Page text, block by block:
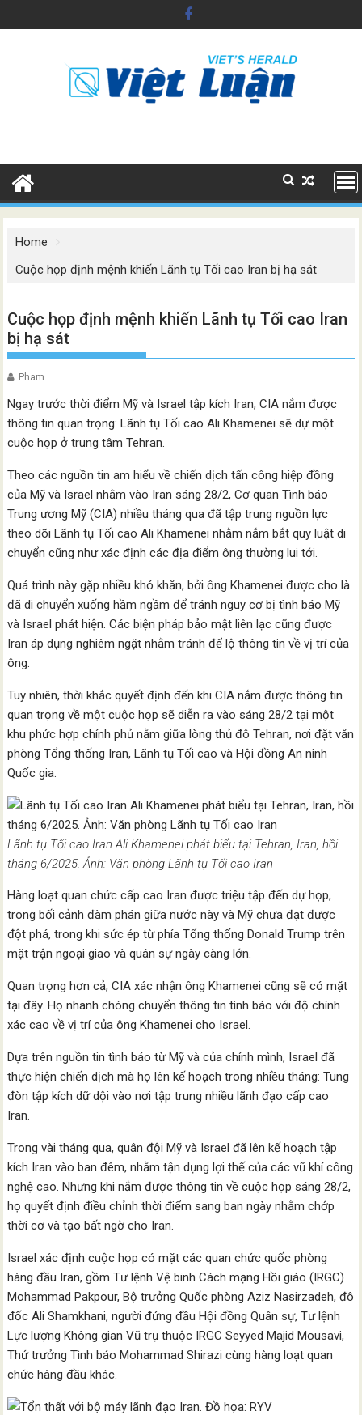
to
Home
Cuộc họp định mệnh khiến Lãnh tụ Tối cao Iran bị hạ sát
Cuộc họp định mệnh khiến Lãnh tụ Tối cao Iran
bị hạ sát
Pham
Ngay trước thời điểm Mỹ và Israel tập kích Iran, CIA nắm được
thông tin quan trọng: Lãnh tụ Tối cao Ali Khamenei sẽ dự một
cuộc họp ở trung tâm Tehran.
Theo các nguồn tin am hiểu về chiến dịch tấn công hiệp đồng
của Mỹ và Israel nhằm vào Iran sáng 28/2, Cơ quan Tình báo
Trung ương Mỹ (CIA) nhiều tháng qua đã tập trung nguồn lực
theo dõi Lãnh tụ Tối cao Ali Khamenei nhằm nắm bắt quy luật di
chuyển cũng như xác định các địa điểm ông thường lui tới.
Quá trình này gặp nhiều khó khăn, bởi ông Khamenei được cho là
đã di chuyển xuống hầm ngầm để tránh nguy cơ bị tình báo Mỹ
và Israel phát hiện. Các biện pháp bảo mật liên lạc cũng được
Iran áp dụng nghiêm ngặt nhằm tránh để lộ thông tin về vị trí của
ông.
Tuy nhiên, thời khắc quyết định đến khi CIA nắm được thông tin
quan trọng về một cuộc họp sẽ diễn ra vào sáng 28/2 tại một
khu phức hợp chính phủ nằm giữa lòng thủ đô Tehran, nơi đặt văn
phòng Tổng thống Iran, Lãnh tụ Tối cao và Hội đồng An ninh
Quốc gia.
Lãnh tụ Tối cao Iran Ali Khamenei phát biểu tại Tehran, Iran, hồi
tháng 6/2025. Ảnh: Văn phòng Lãnh tụ Tối cao Iran
Hàng loạt quan chức cấp cao Iran được triệu tập đến dự họp,
trong bối cảnh đàm phán giữa nước này và Mỹ chưa đạt được
đột phá, trong khi sức ép từ phía Tổng thống Donald Trump trên
mặt trận ngoại giao và quân sự ngày càng lớn.
Quan trọng hơn cả, CIA xác nhận ông Khamenei cũng sẽ có mặt
tại đây. Họ nhanh chóng chuyển thông tin tình báo với độ chính
xác cao về vị trí của ông Khamenei cho Israel.
Dựa trên nguồn tin tình báo từ Mỹ và của chính mình, Israel đã
thực hiện chiến dịch mà họ lên kế hoạch trong nhiều tháng: Tung
đòn tập kích dữ dội vào nơi tập trung nhiều lãnh đạo cấp cao
Iran.
Trong vài tháng qua, quân đội Mỹ và Israel đã lên kế hoạch tập
kích Iran vào ban đêm, nhằm tận dụng lợi thế của các vũ khí công
nghệ cao. Nhưng khi nắm được thông tin về cuộc họp sáng 28/2,
họ quyết định điều chỉnh thời điểm sang ban ngày nhằm chớp
thời cơ và tạo bất ngờ cho Iran.
Israel xác định cuộc họp có mặt các quan chức quốc phòng
hàng đầu Iran, gồm Tư lệnh Vệ binh Cách mạng Hồi giáo (IRGC)
Mohammad Pakpour, Bộ trưởng Quốc phòng Aziz Nasirzadeh, đô
đốc Ali Shamkhani, người đứng đầu Hội đồng Quân sự, Tư lệnh
Lực lượng Không gian Vũ trụ thuộc IRGC Seyyed Majid Mousavi,
Thứ trưởng Tình báo Mohammad Shirazi cùng hàng loạt quan
chức hàng đầu khác.